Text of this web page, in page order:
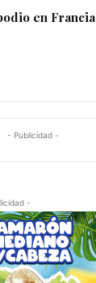
en Francia
- Publicidad -
-